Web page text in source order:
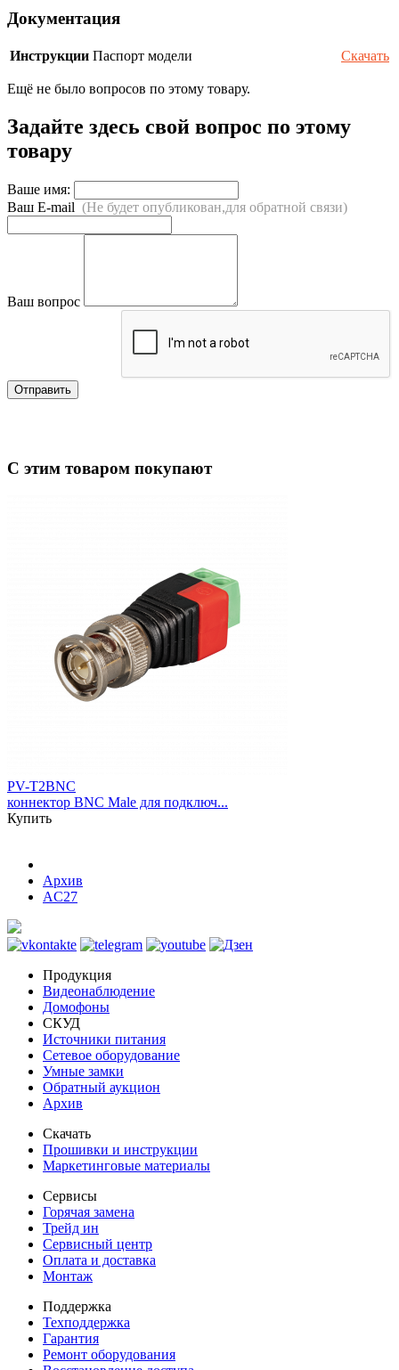
Документация
Инструкции Паспорт модели Скачать
Ещё не было вопросов по этому товару.
Задайте здесь свой вопрос по этому
товару
Ваше имя:
Ваш E-mail (Не будет опубликован,для обратной связи)
Ваш вопрос
Отправить
С этим товаром покупают
PV-T2BNC
коннектор BNC Male для подключ...
Купить
Архив
AC27
Продукция
Видеонаблюдение
Домофоны
СКУД
Источники питания
Сетевое оборудование
Умные замки
Обратный аукцион
Архив
Скачать
Прошивки и инструкции
Маркетинговые материалы
Сервисы
Горячая замена
Трейд ин
Сервисный центр
Оплата и доставка
Монтаж
Поддержка
Техподдержка
Гарантия
Ремонт оборудования